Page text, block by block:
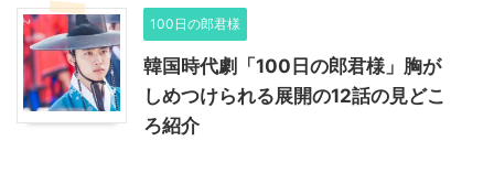
100日の郎君様
韓国時代劇「100日の郎君様」胸が
しめつけられる展開の12話の見どこ
ろ紹介